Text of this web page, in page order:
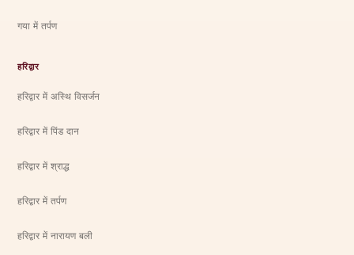
गया में तर्पण
हरिद्वार
हरिद्वार में अस्थि विसर्जन
हरिद्वार में पिंड दान
हरिद्वार में श्राद्ध
हरिद्वार में तर्पण
हरिद्वार में नारायण बली